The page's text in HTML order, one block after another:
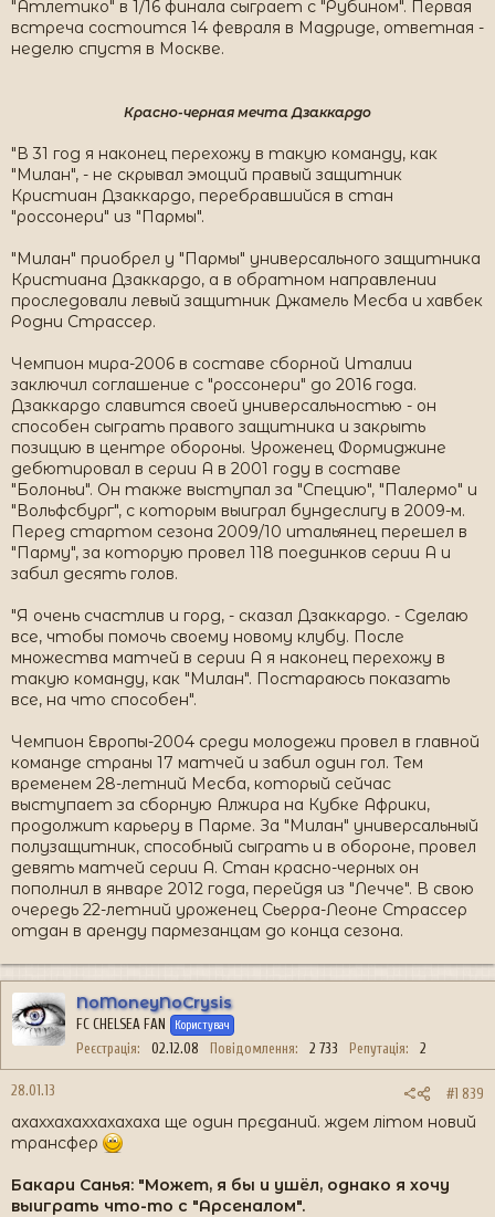
"Атлетико" в 1/16 финала сыграет с "Рубином". Первая
встреча состоится 14 февраля в Мадриде, ответная -
неделю спустя в Москве.
Красно-черная мечта Дзаккардо
"В 31 год я наконец перехожу в такую команду, как
"Милан", - не скрывал эмоций правый защитник
Кристиан Дзаккардо, перебравшийся в стан
"россонери" из "Пармы".
"Милан" приобрел у "Пармы" универсального защитника
Кристиана Дзаккардо, а в обратном направлении
проследовали левый защитник Джамель Месба и хавбек
Родни Страссер.
Чемпион мира-2006 в составе сборной Италии
заключил соглашение с "россонери" до 2016 года.
Дзаккардо славится своей универсальностью - он
способен сыграть правого защитника и закрыть
позицию в центре обороны. Уроженец Формиджине
дебютировал в серии А в 2001 году в составе
"Болоньи". Он также выступал за "Специю", "Палермо" и
"Вольфсбург", с которым выиграл бундеслигу в 2009-м.
Перед стартом сезона 2009/10 итальянец перешел в
"Парму", за которую провел 118 поединков серии А и
забил десять голов.
"Я очень счастлив и горд, - сказал Дзаккардо. - Сделаю
все, чтобы помочь своему новому клубу. После
множества матчей в серии А я наконец перехожу в
такую команду, как "Милан". Постараюсь показать
все, на что способен".
Чемпион Европы-2004 среди молодежи провел в главной
команде страны 17 матчей и забил один гол. Тем
временем 28-летний Месба, который сейчас
выступает за сборную Алжира на Кубке Африки,
продолжит карьеру в Парме. За "Милан" универсальный
полузащитник, способный сыграть и в обороне, провел
девять матчей серии А. Стан красно-черных он
пополнил в январе 2012 года, перейдя из "Лечче". В свою
очередь 22-летний уроженец Сьерра-Леоне Страссер
отдан в аренду пармезанцам до конца сезона.
NoMoneyNoCrysis
FC CHELSEA FAN Користувач
Реєстрація 02.12.08 Повідомлення 2 733 Репутація 2
28.01.13 #1 839
ахаххахаххахахаха ще один прєданий. ждем літом новий
трансфер
Бакари Санья: "Может, я бы и ушёл, однако я хочу
выиграть что-то с "Арсеналом".